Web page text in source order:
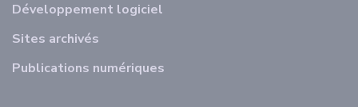
Développement logiciel
Sites archivés
Publications numériques